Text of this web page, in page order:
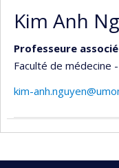
Kim Anh
Professeure
Faculté de
kim-